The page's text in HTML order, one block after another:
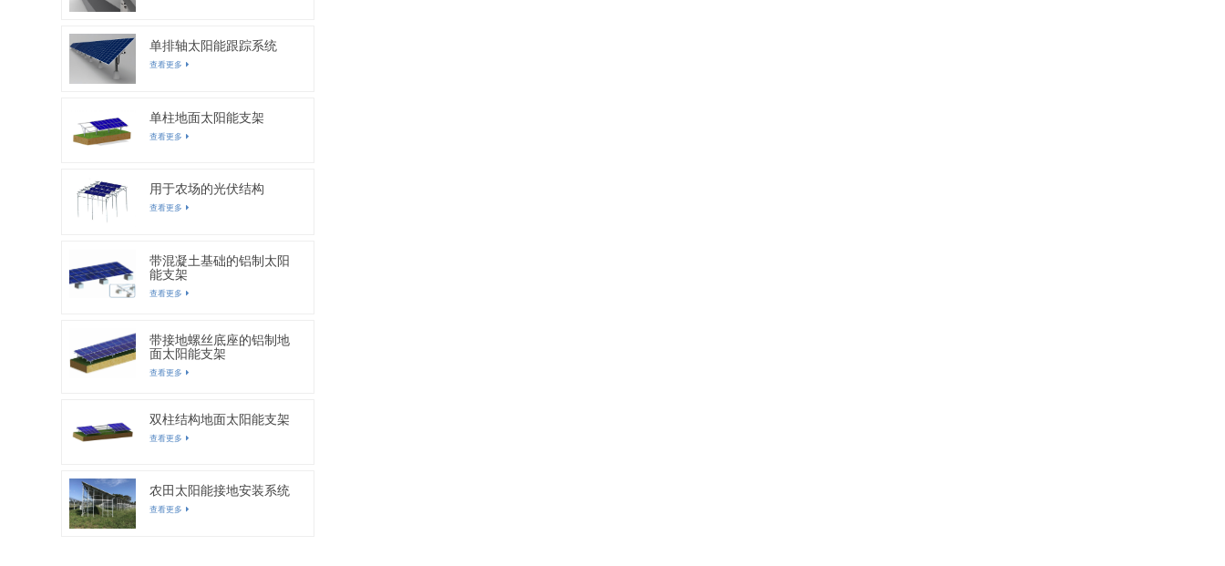
单排轴太阳能跟踪系统
查看更多
单柱地面太阳能支架
查看更多
用于农场的光伏结构
查看更多
带混凝土基础的铝制太阳
能支架
查看更多
带接地螺丝底座的铝制地
面太阳能支架
查看更多
双柱结构地面太阳能支架
查看更多
农田太阳能接地安装系统
查看更多